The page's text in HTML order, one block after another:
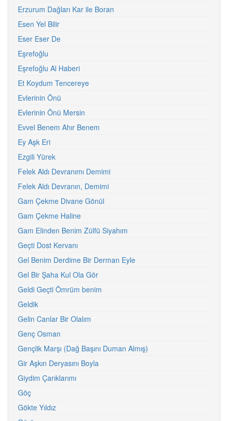
Erzurum Dağları Kar ile Boran
Esen Yel Bilir
Eser Eser De
Eşrefoğlu
Eşrefoğlu Al Haberi
Et Koydum Tencereye
Evlerinin Önü
Evlerinin Önü Mersin
Evvel Benem Ahır Benem
Ey Aşk Eri
Ezgili Yürek
Felek Aldı Devranımı Demimi
Felek Aldı Devranın, Demimi
Gam Çekme Divane Gönül
Gam Çekme Haline
Gam Elinden Benim Zülfü Siyahım
Geçti Dost Kervanı
Gel Benim Derdime Bir Derman Eyle
Gel Bir Şaha Kul Ola Gör
Geldi Geçti Ömrüm benim
Geldik
Gelin Canlar Bir Olalım
Genç Osman
Gençlik Marşı (Dağ Başını Duman Almış)
Gir Aşkın Deryasını Boyla
Giydim Çarıklarımı
Göç
Gökte Yıldız